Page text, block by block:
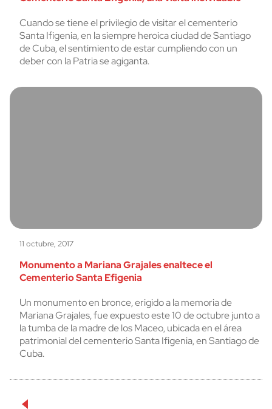
Cuando se tiene el privilegio de visitar el cementerio
Santa Ifigenia, en la siempre heroica ciudad de Santiago
de Cuba, el sentimiento de estar cumpliendo con un
deber con la Patria se agiganta.
11 octubre, 2017
Monumento a Mariana Grajales enaltece el
Cementerio Santa Efigenia
Un monumento en bronce, erigido a la memoria de
Mariana Grajales, fue expuesto este 10 de octubre junto a
la tumba de la madre de los Maceo, ubicada en el área
patrimonial del cementerio Santa Ifigenia, en Santiago de
Cuba.